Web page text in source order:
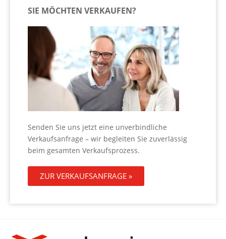
SIE MÖCHTEN VERKAUFEN?
Senden Sie uns jetzt eine unverbindliche
Verkaufsanfrage – wir begleiten Sie zuverlässig
beim gesamten Verkaufsprozess.
ZUR VERKAUFSANFRAGE »